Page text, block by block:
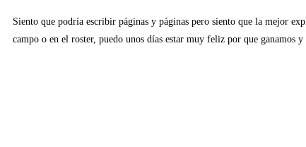
Siento que podría escribir páginas y páginas pero siento que la mejor
campo o en el roster, puedo unos días estar muy feliz por que ganamos